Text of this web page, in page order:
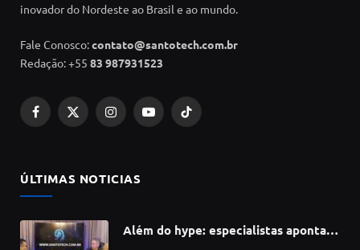
inovador do Nordeste ao Brasil e ao mundo.
Fale Conosco:contato@santotech.com.br
Redação: +55 83 987931523
Facebook
X
InstagramYouTubeTikTok
ÚLTIMAS NOTICIAS
Além do hype: especialistas apontam